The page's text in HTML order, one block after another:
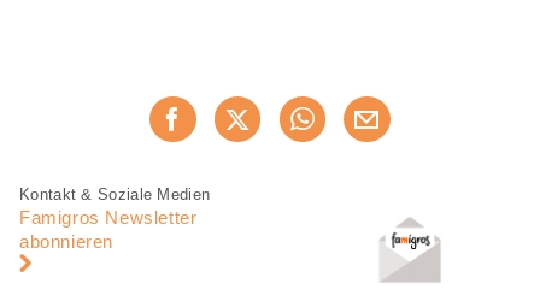
Jetzt weiterempfehlen
Fusszeile
Fusszeile
Navigation
Kontakt & Soziale Medien
Famigros Newsletter
abonnieren